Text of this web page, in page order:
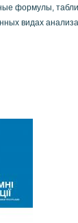
формулы,
видах